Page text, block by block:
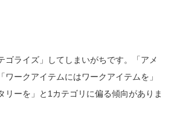
ゴライズ」してしまいがちです。「アメ
ワークアイテムにはワークアイテムを」
リーを」と1カテゴリに偏る傾向がありま